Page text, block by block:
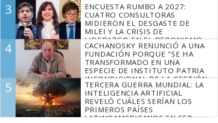
3
ENCUESTA RUMBO A 2027:
CUATRO CONSULTORAS
MIDIERON EL DESGASTE DE
MILEI Y LA CRISIS DE
LIDERAZGO EN EL PERONISMO
4
CACHANOSKY RENUNCIÓ A UNA
FUNDACIÓN PORQUE "SE HA
TRANSFORMADO EN UNA
ESPECIE DE INSTITUTO PATRIA
INCONDICIONAL DE LA GESTIÓN
DE MILEI"
5
TERCERA GUERRA MUNDIAL: LA
INTELIGENCIA ARTIFICIAL
REVELÓ CUÁLES SERÍAN LOS
PRIMEROS PAÍSES
LATINOAMERICANOS EN SER